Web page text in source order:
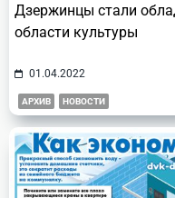
Дзержинцы стали
области культуры
01.04.2022
АРХИВ НОВОСТИ